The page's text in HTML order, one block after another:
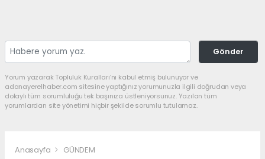
Gönder
Yorum yazarak Topluluk Kuralları’nı kabul etmiş bulunuyor ve
adanayerelhaber.com sitesine yaptığınız yorumunuzla ilgili doğrudan veya
dolaylı tüm sorumluluğu tek başınıza üstleniyorsunuz. Yazılan tüm
yorumlardan site yönetimi hiçbir şekilde sorumlu tutulamaz.
Anasayfa GÜNDEM